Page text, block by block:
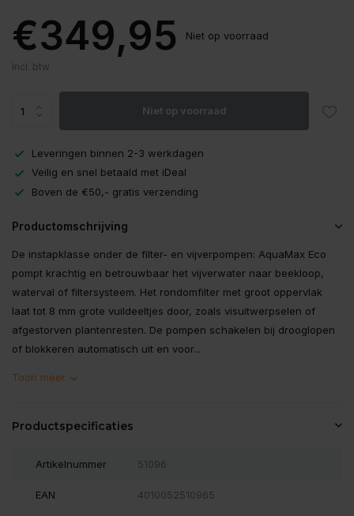
€349,95 Niet op voorraad
Incl. btw
Niet op voorraad
Leveringen binnen 2-3 werkdagen
Veilig en snel betaald met iDeal
Boven de €50,- gratis verzending
Productomschrijving
De instapklasse onder de filter- en vijverpompen: AquaMax Eco
pompt krachtig en betrouwbaar het vijverwater naar beekloop,
waterval of filtersysteem. Het rondomfilter met groot oppervlak
laat tot 8 mm grote vuildeeltjes door, zoals visuitwerpselen of
afgestorven plantenresten. De pompen schakelen bij drooglopen
of blokkeren automatisch uit en voor...
Toon meer
Productspecificaties
Artikelnummer 51096
EAN 4010052510965